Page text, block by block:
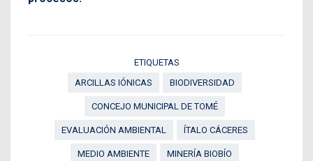
ETIQUETAS
ARCILLAS IÓNICAS
BIODIVERSIDAD
CONCEJO MUNICIPAL DE TOMÉ
EVALUACIÓN AMBIENTAL ÍTALO CÁCERES
MEDIO AMBIENTE MINERÍA BIOBÍO